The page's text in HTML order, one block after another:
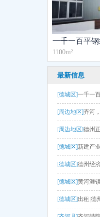
一千一百平
1100m²
最新信息
[德城区]一千一
[周边地区]齐河
出售 层高9.5
[周边地区]德州
[德城区]新建产
通便利
[德城区]德州经
[德城区]黄河涯
[德城区]出租|德